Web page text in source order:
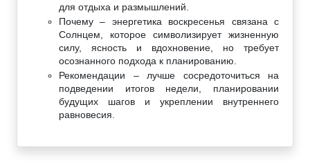
для отдыха и размышлений.
Почему – энергетика воскресенья связана с
Солнцем, которое символизирует жизненную
силу, ясность и вдохновение, но требует
осознанного подхода к планированию.
Рекомендации – лучше сосредоточиться на
подведении итогов недели, планировании
будущих шагов и укреплении внутреннего
равновесия.